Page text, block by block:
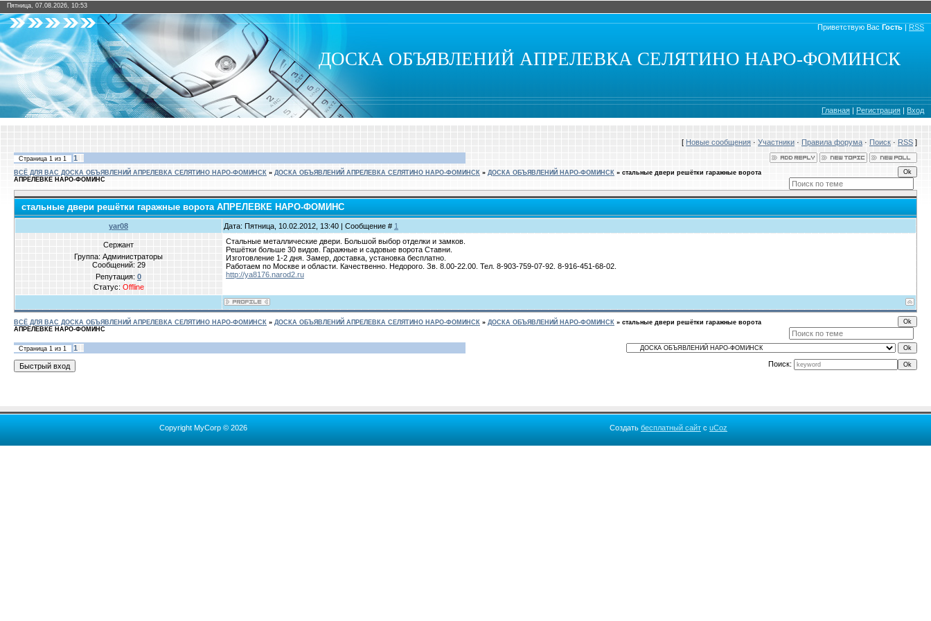
Пятница, 07.08.2026, 10:53
Приветствую Вас Гость | RSS
ДОСКА ОБЪЯВЛЕНИЙ АПРЕЛЕВКА СЕЛЯТИНО НАРО-ФОМИНСК
Главная | Регистрация | Вход
[ Новые сообщения · Участники · Правила форума · Поиск · RSS ]
Страница 1 из 1 1
ВСЁ ДЛЯ ВАС ДОСКА ОБЪЯВЛЕНИЙ АПРЕЛЕВКА СЕЛЯТИНО НАРО-ФОМИНСК » ДОСКА ОБЪЯВЛЕНИЙ АПРЕЛЕВКА СЕЛЯТИНО НАРО-ФОМИНСК » ДОСКА ОБЪЯВЛЕНИЙ НАРО-ФОМИНСК » стальные двери решётки гаражные ворота
АПРЕЛЕВКЕ НАРО-ФОМИНС
стальные двери решётки гаражные ворота АПРЕЛЕВКЕ НАРО-ФОМИНС
yar08 Дата: Пятница, 10.02.2012, 13:40 | Сообщение # 1
Сержант
Группа: Администраторы
Сообщений: 29
Репутация: 0
Статус: Offline
Стальные металлические двери. Большой выбор отделки и замков.
Решётки больше 30 видов. Гаражные и садовые ворота Ставни.
Изготовление 1-2 дня. Замер, доставка, установка бесплатно.
Работаем по Москве и области. Качественно. Недорого. Зв. 8.00-22.00. Тел. 8-903-759-07-92. 8-916-451-68-02.
http://ya8176.narod2.ru
ВСЁ ДЛЯ ВАС ДОСКА ОБЪЯВЛЕНИЙ АПРЕЛЕВКА СЕЛЯТИНО НАРО-ФОМИНСК » ДОСКА ОБЪЯВЛЕНИЙ АПРЕЛЕВКА СЕЛЯТИНО НАРО-ФОМИНСК » ДОСКА ОБЪЯВЛЕНИЙ НАРО-ФОМИНСК » стальные двери решётки гаражные ворота
АПРЕЛЕВКЕ НАРО-ФОМИНС
Страница 1 из 1
1
Поиск:
Copyright MyCorp © 2026 Создать бесплатный сайт с uCoz